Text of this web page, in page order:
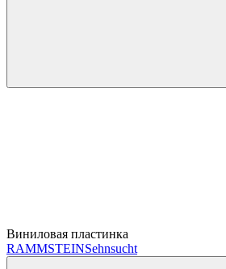
Виниловая пластинка
RAMMSTEINSehnsucht